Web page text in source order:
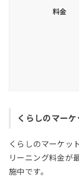
料金
くらしのマー
くらしのマーケッ
リーニング料金が
施中です。